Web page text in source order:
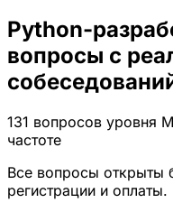
Python-
вопросы с
131 вопросов уровня
частоте
Все вопросы открыты
регистрации и оплаты.